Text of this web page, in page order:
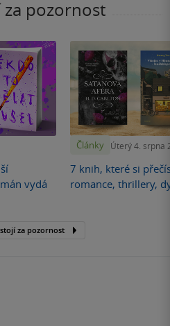
za pozornost
vydá
Články Úterý 4. srpna
7 knih, které si
romance, thrillery,
za pozornost